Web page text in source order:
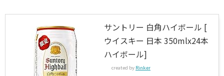
サントリー 白角ハイボール [
ウイスキー 日本 350mlx24本
ハイボール]
created by Rinker